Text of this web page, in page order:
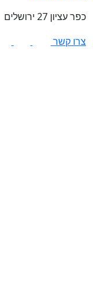
כפר עציון 27 ירושלים
צרו קשר